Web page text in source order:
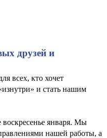
друзей и
всех, кто хочет
и стать нашим
воскресенье января. Мы
нашей работы, а